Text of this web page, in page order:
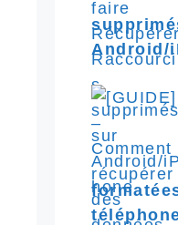
Android/